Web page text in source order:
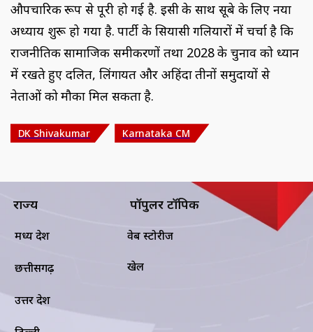
औपचारिक रूप से पूरी हो गई है. इसी के साथ सूबे के लिए नया
अध्याय शुरू हो गया है. पार्टी के सियासी गलियारों में चर्चा है कि
राजनीतिक सामाजिक समीकरणों तथा 2028 के चुनाव को ध्यान
में रखते हुए दलित, लिंगायत और अहिंदा तीनों समुदायों से
नेताओं को मौका मिल सकता है.
DK Shivakumar Karnataka CM
राज्य
मध्य प्रदेश
छत्तीसगढ़
उत्तर प्रदेश
पॉपुलर टॉपिक
वेब स्टोरीज
खेल